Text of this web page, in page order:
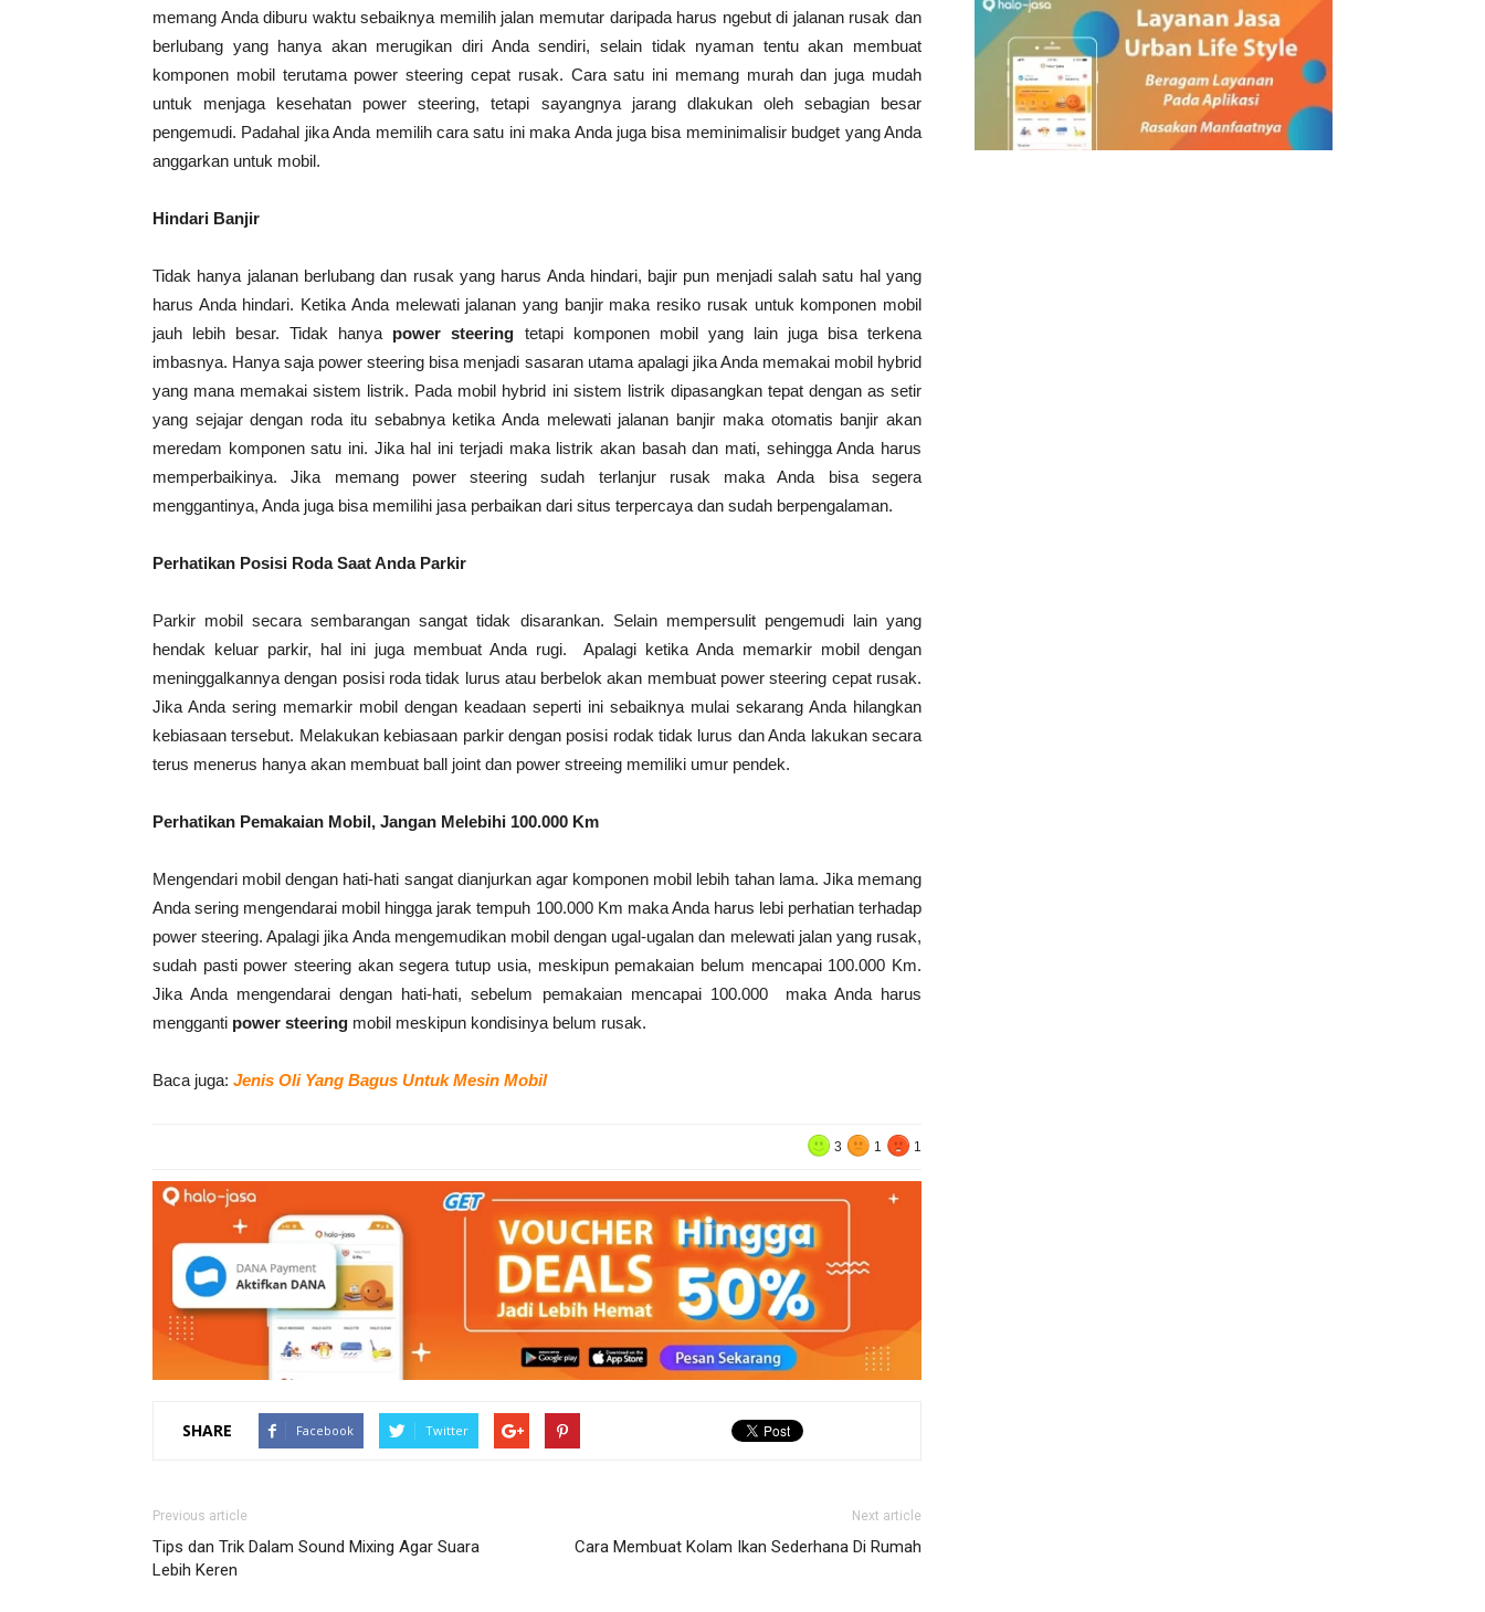
memang Anda diburu waktu sebaiknya memilih jalan memutar daripada harus ngebut di jalanan rusak dan
berlubang yang hanya akan merugikan diri Anda sendiri, selain tidak nyaman tentu akan membuat
komponen mobil terutama power steering cepat rusak. Cara satu ini memang murah dan juga mudah
untuk menjaga kesehatan power steering, tetapi sayangnya jarang dlakukan oleh sebagian besar
pengemudi. Padahal jika Anda memilih cara satu ini maka Anda juga bisa meminimalisir budget yang Anda
anggarkan untuk mobil.
Hindari Banjir
Tidak hanya jalanan berlubang dan rusak yang harus Anda hindari, bajir pun menjadi salah satu hal yang
harus Anda hindari. Ketika Anda melewati jalanan yang banjir maka resiko rusak untuk komponen mobil
jauh lebih besar. Tidak hanya power steering tetapi komponen mobil yang lain juga bisa terkena
imbasnya. Hanya saja power steering bisa menjadi sasaran utama apalagi jika Anda memakai mobil hybrid
yang mana memakai sistem listrik. Pada mobil hybrid ini sistem listrik dipasangkan tepat dengan as setir
yang sejajar dengan roda itu sebabnya ketika Anda melewati jalanan banjir maka otomatis banjir akan
meredam komponen satu ini. Jika hal ini terjadi maka listrik akan basah dan mati, sehingga Anda harus
memperbaikinya. Jika memang power steering sudah terlanjur rusak maka Anda bisa segera
menggantinya, Anda juga bisa memilihi jasa perbaikan dari situs terpercaya dan sudah berpengalaman.
Perhatikan Posisi Roda Saat Anda Parkir
Parkir mobil secara sembarangan sangat tidak disarankan. Selain mempersulit pengemudi lain yang
hendak keluar parkir, hal ini juga membuat Anda rugi. Apalagi ketika Anda memarkir mobil dengan
meninggalkannya dengan posisi roda tidak lurus atau berbelok akan membuat power steering cepat rusak.
Jika Anda sering memarkir mobil dengan keadaan seperti ini sebaiknya mulai sekarang Anda hilangkan
kebiasaan tersebut. Melakukan kebiasaan parkir dengan posisi rodak tidak lurus dan Anda lakukan secara
terus menerus hanya akan membuat ball joint dan power streeing memiliki umur pendek.
Perhatikan Pemakaian Mobil, Jangan Melebihi 100.000 Km
Mengendari mobil dengan hati-hati sangat dianjurkan agar komponen mobil lebih tahan lama. Jika memang
Anda sering mengendarai mobil hingga jarak tempuh 100.000 Km maka Anda harus lebi perhatian terhadap
power steering. Apalagi jika Anda mengemudikan mobil dengan ugal-ugalan dan melewati jalan yang rusak,
sudah pasti power steering akan segera tutup usia, meskipun pemakaian belum mencapai 100.000 Km.
Jika Anda mengendarai dengan hati-hati, sebelum pemakaian mencapai 100.000 maka Anda harus
mengganti power steering mobil meskipun kondisinya belum rusak.
Baca juga: Jenis Oli Yang Bagus Untuk Mesin Mobil
3 1 1
SHARE Facebook Twitter
Previous article
Tips dan Trik Dalam Sound Mixing Agar Suara
Lebih Keren
Next article
Cara Membuat Kolam Ikan Sederhana Di Rumah